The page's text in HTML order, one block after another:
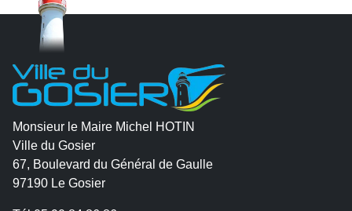
Monsieur le Maire Michel HOTIN
Ville du Gosier
67, Boulevard du Général de Gaulle
97190 Le Gosier